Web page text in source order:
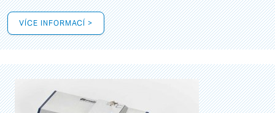
VÍCE INFORMACÍ >